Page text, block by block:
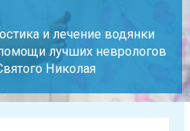
и лечение водянки
лучших неврологов
Николая